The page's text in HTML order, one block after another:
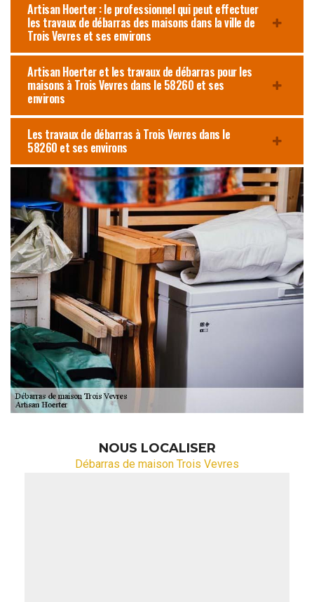
Artisan Hoerter : le professionnel qui peut effectuer
les travaux de débarras des maisons dans la ville de
Trois Vevres et ses environs
Artisan Hoerter et les travaux de débarras pour les
maisons à Trois Vevres dans le 58260 et ses
environs
Les travaux de débarras à Trois Vevres dans le
58260 et ses environs
NOUS LOCALISER
Débarras de maison Trois Vevres